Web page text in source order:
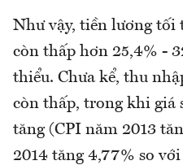
Như vậy, tiền lương tối
còn thấp hơn 25,4% -
thiểu. Chưa kể, thu
còn thấp, trong khi giá
tăng (CPI năm 2013
2014 tăng 4,77% so